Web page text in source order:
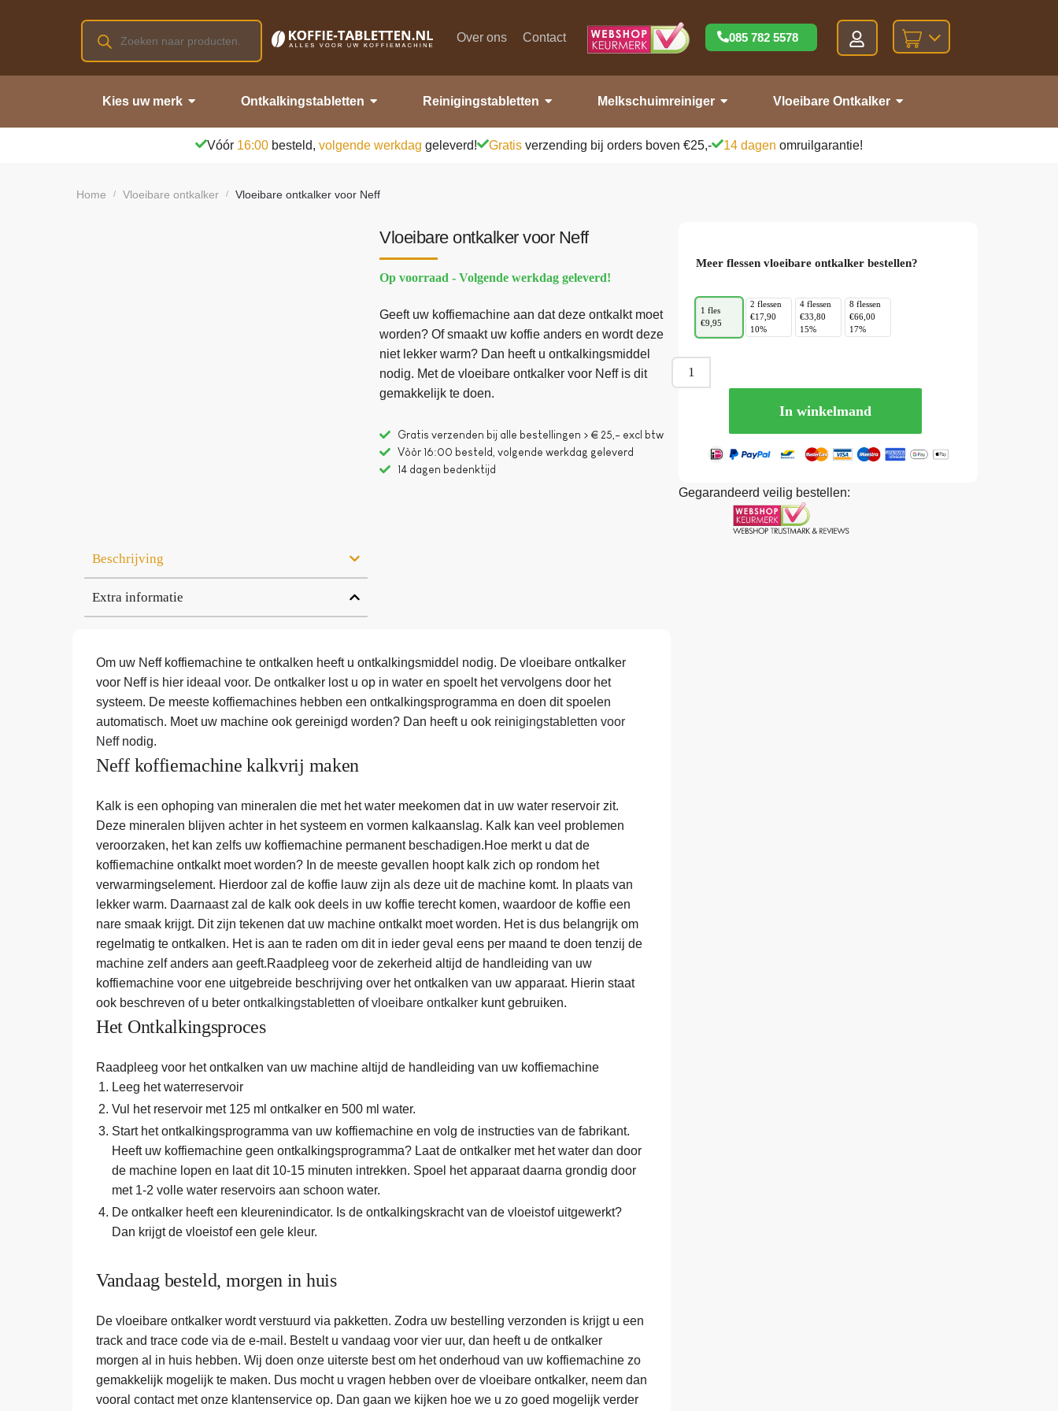
Over ons Contact 085 782 5578
Kies uw merk Ontkalkingstabletten Reinigingstabletten Melkschuimreiniger Vloeibare Ontkalker
Vóór 16:00 besteld, volgende werkdag geleverd! Gratis verzending bij orders boven €25,- 14 dagen omruilgarantie!
Home / Vloeibare ontkalker / Vloeibare ontkalker voor Neff
Beschrijving
Extra informatie
Vloeibare ontkalker voor Neff
Op voorraad - Volgende werkdag geleverd!
Geeft uw koffiemachine aan dat deze ontkalkt moet
worden? Of smaakt uw koffie anders en wordt deze
niet lekker warm? Dan heeft u ontkalkingsmiddel
nodig. Met de vloeibare ontkalker voor Neff is dit
gemakkelijk te doen.
Gratis verzenden bij alle bestellingen > € 25,- excl btw
Vòòr 16:00 besteld, volgende werkdag geleverd
14 dagen bedenktijd
Om uw Neff koffiemachine te ontkalken heeft u ontkalkingsmiddel nodig. De vloeibare ontkalker
voor Neff is hier ideaal voor. De ontkalker lost u op in water en spoelt het vervolgens door het
systeem. De meeste koffiemachines hebben een ontkalkingsprogramma en doen dit spoelen
automatisch. Moet uw machine ook gereinigd worden? Dan heeft u ook reinigingstabletten voor
Neffnodig.
Neff koffiemachine kalkvrij maken
Kalk is een ophoping van mineralen die met het water meekomen dat in uw water reservoir zit.
Deze mineralen blijven achter in het systeem en vormen kalkaanslag. Kalk kan veel problemen
veroorzaken, het kan zelfs uw koffiemachine permanent beschadigen.Hoe merkt u dat de
koffiemachine ontkalkt moet worden? In de meeste gevallen hoopt kalk zich op rondom het
verwarmingselement. Hierdoor zal de koffie lauw zijn als deze uit de machine komt. In plaats van
lekker warm. Daarnaast zal de kalk ook deels in uw koffie terecht komen, waardoor de koffie een
nare smaak krijgt. Dit zijn tekenen dat uw machine ontkalkt moet worden. Het is dus belangrijk om
regelmatig te ontkalken. Het is aan te raden om dit in ieder geval eens per maand te doen tenzij de
machine zelf anders aan geeft.Raadpleeg voor de zekerheid altijd de handleiding van uw
koffiemachine voor ene uitgebreide beschrijving over het ontkalken van uw apparaat. Hierin staat
ook beschreven of u beter ontkalkingstabletten ofvloeibare ontkalker kunt gebruiken.
Het Ontkalkingsproces
Raadpleeg voor het ontkalken van uw machine altijd de handleiding van uw koffiemachine
Leeg het waterreservoir
Vul het reservoir met 125 ml ontkalker en 500 ml water.
Start het ontkalkingsprogramma van uw koffiemachine en volg de instructies van de fabrikant.
Heeft uw koffiemachine geen ontkalkingsprogramma? Laat de ontkalker met het water dan door
de machine lopen en laat dit 10-15 minuten intrekken. Spoel het apparaat daarna grondig door
met 1-2 volle water reservoirs aan schoon water.
De ontkalker heeft een kleurenindicator. Is de ontkalkingskracht van de vloeistof uitgewerkt?
Dan krijgt de vloeistof een gele kleur.
Vandaag besteld, morgen in huis
De vloeibare ontkalker wordt verstuurd via pakketten. Zodra uw bestelling verzonden is krijgt u een
track and trace code via de e-mail. Bestelt u vandaag voor vier uur, dan heeft u de ontkalker
morgen al in huis hebben. Wij doen onze uiterste best om het onderhoud van uw koffiemachine zo
gemakkelijk mogelijk te maken. Dus mocht u vragen hebben over de vloeibare ontkalker, neem dan
vooral contact met onze klantenservice op. Dan gaan we kijken hoe we u zo goed mogelijk verder
Meer flessen vloeibare ontkalker bestellen?
1 fles
€9,95
2 flessen
€17,90
10%
4 flessen
€33,80
15%
8 flessen
€66,00
17%
In winkelmand
Gegarandeerd veilig bestellen: